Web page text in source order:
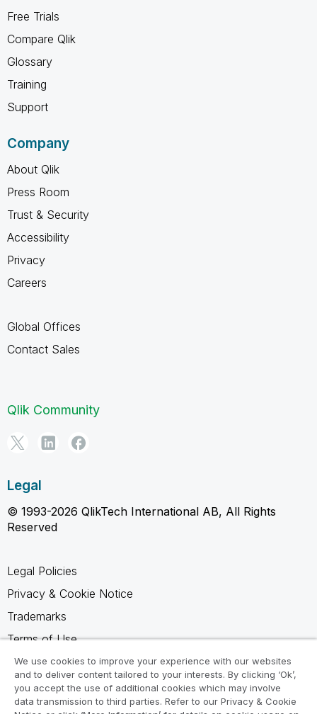
Free Trials
Compare Qlik
Glossary
Training
Support
Company
About Qlik
Press Room
Trust & Security
Accessibility
Privacy
Careers
Global Offices
Contact Sales
Qlik Community
Legal
© 1993-2026 QlikTech International AB, All Rights
Reserved
Legal Policies
Privacy & Cookie Notice
Trademarks
Terms of Use
Legal Agreements
Product Terms
Do not share my info
We use cookies to improve your experience with our websites
and to deliver content tailored to your interests. By clicking ‘Ok’,
you accept the use of additional cookies which may involve
data transmission to third parties. Refer to our Privacy & Cookie